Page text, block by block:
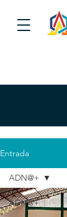
Entrada
ADN@+
ADN@+